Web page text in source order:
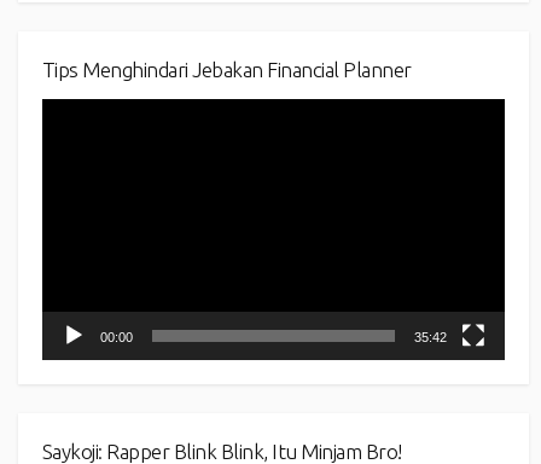
Tips Menghindari Jebakan Financial Planner
00:00 35:42
Saykoji: Rapper Blink Blink, Itu Minjam Bro!